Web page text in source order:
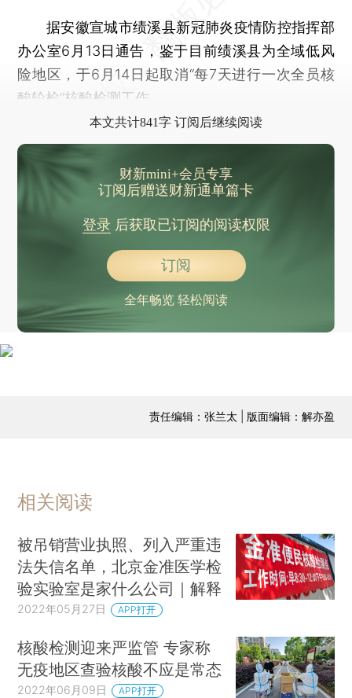
据安徽宣城市绩溪县新冠肺炎疫情防控指挥部
办公室6月13日通告，鉴于目前绩溪县为全域低风
险地区，于6月14日起取消“每7天进行一次全员核
酸轮检”核酸检测工作。
本文共计841字 订阅后继续阅读
财新mini+会员专享
订阅后赠送财新通单篇卡
登录后获取已订阅的阅读权限
订阅
全年畅览 轻松阅读
责任编辑：张兰太 | 版面编辑：解亦盈
相关阅读
被吊销营业执照、列入严重违
法失信名单，北京金准医学检
验实验室是家什么公司｜解释
2022年05月27日 APP打开
核酸检测迎来严监管 专家称
无疫地区查验核酸不应是常态
2022年06月09日 APP打开